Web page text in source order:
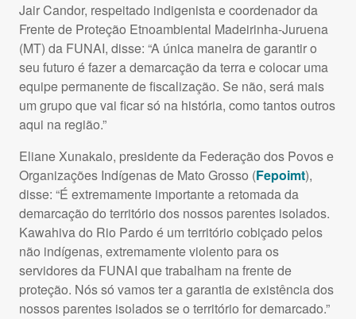
Jair Candor, respeitado indigenista e coordenador da
Frente de Proteção Etnoambiental Madeirinha-Juruena
(MT) da FUNAI, disse: “A única maneira de garantir o
seu futuro é fazer a demarcação da terra e colocar uma
equipe permanente de fiscalização. Se não, será mais
um grupo que vai ficar só na história, como tantos outros
aqui na região.”
Eliane Xunakalo, presidente da Federação dos Povos e
Organizações Indígenas de Mato Grosso (Fepoimt),
disse: “É extremamente importante a retomada da
demarcação do território dos nossos parentes isolados.
Kawahiva do Rio Pardo é um território cobiçado pelos
não indígenas, extremamente violento para os
servidores da FUNAI que trabalham na frente de
proteção. Nós só vamos ter a garantia de existência dos
nossos parentes isolados se o território for demarcado.”